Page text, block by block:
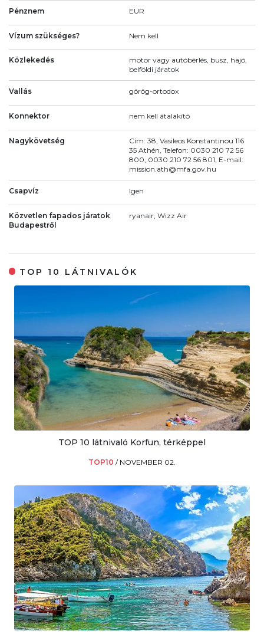
Pénznem EUR
Vízum szükséges? Nem kell
Közlekedés
motor vagy autóbérlés, busz, hajó,
belföldi járatok
Vallás görög-ortodox
Konnektor nem kell átalakító
Nagykövetség
Cím: 38, Vasileos Konstantinou 116
35 Athén, Telefon: 0030 210 72 56
800, 0030 210 72 56 801, E-mail:
mission.ath@mfa.gov.hu
Csapvíz Igen
Közvetlen fapados járatok
Budapestről
ryanair, Wizz Air
TOP 10 LÁTNIVALÓK
TOP 10 látnivaló Korfun, térképpel
TOP10 / NOVEMBER 02.